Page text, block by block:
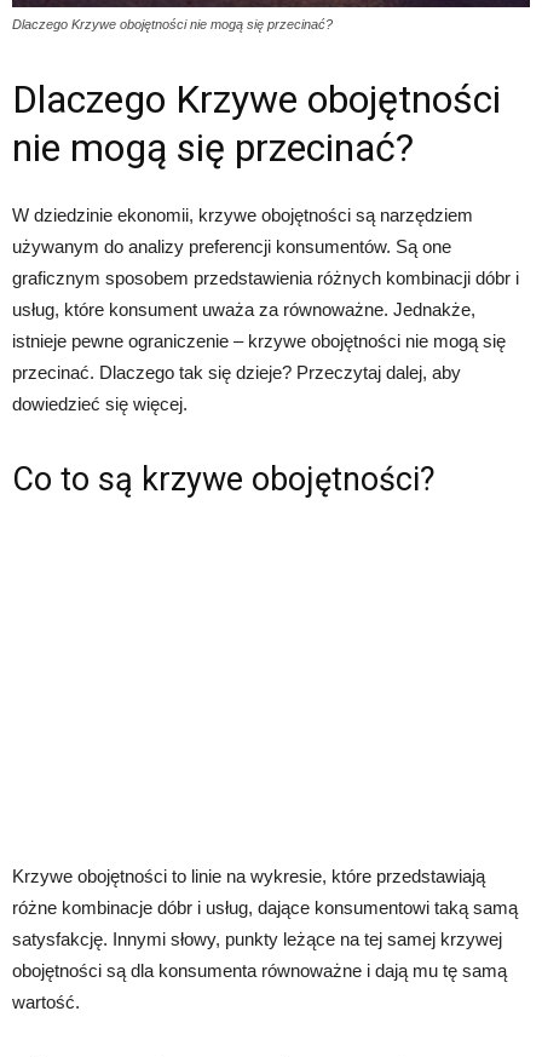
Dlaczego Krzywe obojętności nie mogą się przecinać?
Dlaczego Krzywe obojętności
nie mogą się przecinać?
W dziedzinie ekonomii, krzywe obojętności są narzędziem
używanym do analizy preferencji konsumentów. Są one
graficznym sposobem przedstawienia różnych kombinacji dóbr i
usług, które konsument uważa za równoważne. Jednakże,
istnieje pewne ograniczenie – krzywe obojętności nie mogą się
przecinać. Dlaczego tak się dzieje? Przeczytaj dalej, aby
dowiedzieć się więcej.
Co to są krzywe obojętności?
Krzywe obojętności to linie na wykresie, które przedstawiają
różne kombinacje dóbr i usług, dające konsumentowi taką samą
satysfakcję. Innymi słowy, punkty leżące na tej samej krzywej
obojętności są dla konsumenta równoważne i dają mu tę samą
wartość.